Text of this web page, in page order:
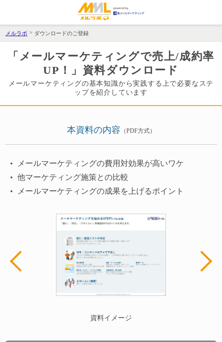
メルラボ ダウンロードのご登録
「メールマーケティングで売上/成約率
UP！」資料ダウンロード
メールマーケティングの基本知識から実践する上で必要なステ
ップを紹介しています
本資料の内容 （PDF方式）
メールマーケティングの費用対効果が高いワケ
他マーケティング施策との比較
メールマーケティングの成果を上げるポイント
資料イメージ